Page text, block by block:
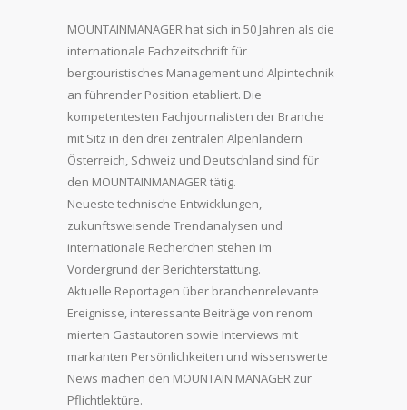
MOUNTAINMANAGER hat sich in 50 Jahren als die
internationale Fachzeitschrift für
bergtouristisches Management und Alpintechnik
an führender Position etabliert. Die
kompetentesten Fachjournalisten der Branche
mit Sitz in den drei zentralen Alpenländern
Österreich, Schweiz und Deutschland sind für
den MOUNTAINMANAGER tätig.
Neueste technische Entwicklungen,
zukunftsweisende Trendanalysen und
internationale Recherchen stehen im
Vordergrund der Berichterstattung.
Aktuelle Reportagen über branchenrelevante
Ereignisse, interessante Beiträge von renom
mierten Gastautoren sowie Interviews mit
markanten Persönlichkeiten und wissenswerte
News machen den MOUNTAIN MANAGER zur
Pflichtlektüre.